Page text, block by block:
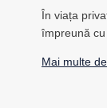
În viața
împreună cu
Mai multe